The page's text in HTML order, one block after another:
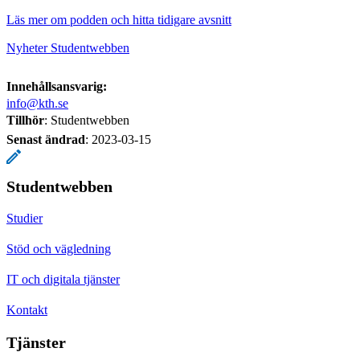
Läs mer om podden och hitta tidigare avsnitt
Nyheter Studentwebben
Innehållsansvarig:
info@kth.se
Tillhör: Studentwebben
Senast ändrad: 2023-03-15
Studentwebben
Studier
Stöd och vägledning
IT och digitala tjänster
Kontakt
Tjänster